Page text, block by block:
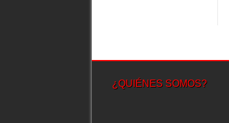
¿QUIÉNES SOMOS?